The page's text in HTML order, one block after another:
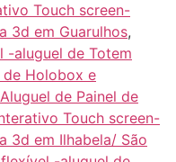
Touch screen-
3d em Guarulhos,
-aluguel de Totem
de Holobox e
Aluguel de Painel de
Touch screen-
3d em Ilhabela/ São